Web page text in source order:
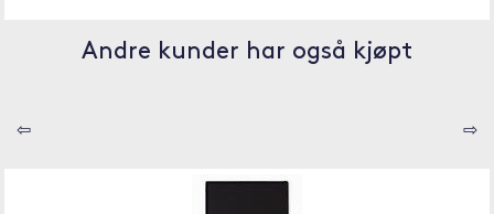
Andre kunder har også kjøpt
⇦ ⇨